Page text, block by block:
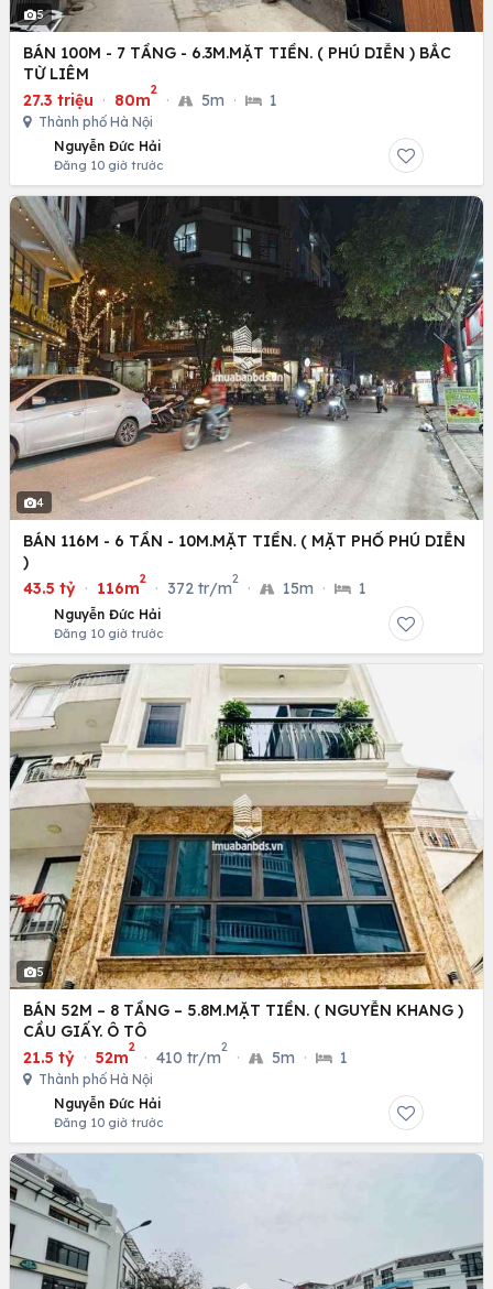
5
BÁN 100M - 7 TẦNG - 6.3M.MẶT TIỀN. ( PHÚ DIỄN ) BẮC
TỪ LIÊM
27.3 triệu · 80m
2
· 5m · 1
Thành phố Hà Nội
Nguyễn Đức Hải
Đăng 10 giờ trước
4
BÁN 116M - 6 TẦN - 10M.MẶT TIỀN. ( MẶT PHỐ PHÚ DIỄN
)
43.5 tỷ · 116m
2
· 372 tr/m
2
· 15m · 1
Nguyễn Đức Hải
Đăng 10 giờ trước
5
BÁN 52M – 8 TẦNG – 5.8M.MẶT TIỀN. ( NGUYỄN KHANG )
CẦU GIẤY. Ô TÔ
21.5 tỷ · 52m
2
· 410 tr/m
2
· 5m · 1
Thành phố Hà Nội
Nguyễn Đức Hải
Đăng 10 giờ trước